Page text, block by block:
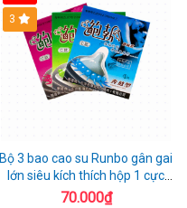
3
Bộ 3 bao cao su Runbo gân gai
lớn siêu kích thích hộp 1 cực
chất
70.000₫